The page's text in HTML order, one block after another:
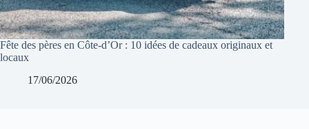
Fête des pères en Côte-d’Or : 10 idées de cadeaux originaux et
locaux
17/06/2026